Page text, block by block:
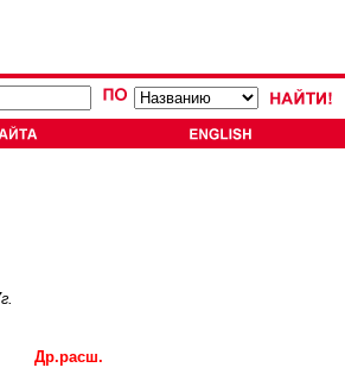
Др.расш.